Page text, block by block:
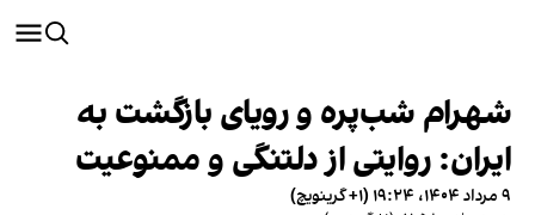
شهرام شب‌پره و رویای بازگشت به
ایران: روایتی از دلتنگی و ممنوعیت
۹ مرداد ۱۴۰۴، ۱۹:۲۴ (‎+۱ گرینویچ)